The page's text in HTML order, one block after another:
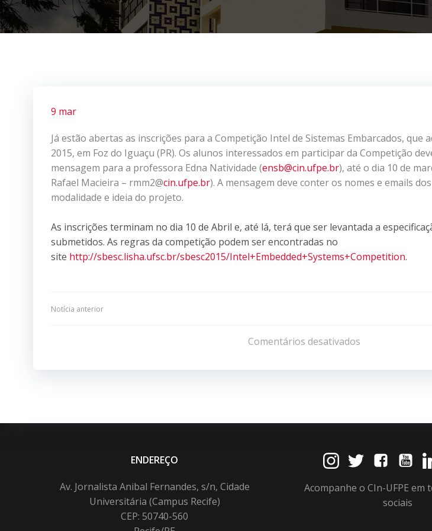
9 mar
Já estão abertas as inscrições para a Competição Intel de Sistemas Embarcados, que
2015, em Foz do Iguaçu (PR). Os alunos interessados em participar da Competição
mensagem para a professora Edna Natividade (ensb@cin.ufpe.br), até o dia 10 de
Rafael Macieira – rmm2@cin.ufpe.br). A mensagem deve conter os nomes e emails
modalidade e ideia do projeto.
As inscrições terminam no dia 10 de Abril e, até lá, terá que ser levantada a
submetidos. As regras da competição podem ser encontradas no
site http://sbesc.lisha.ufsc.br/sbesc2015/Intel+Embedded+Systems+Competition.
Navegação
Post
Notícia anterior
de
Post
Comentários desativados
ENDEREÇO
Av. Jornalista Anibal Fernandes, s/n, Cidade
Universitária (Campus Recife)
CEP: 50740-560
Acompanhe o CIn-UFPE em
sociais